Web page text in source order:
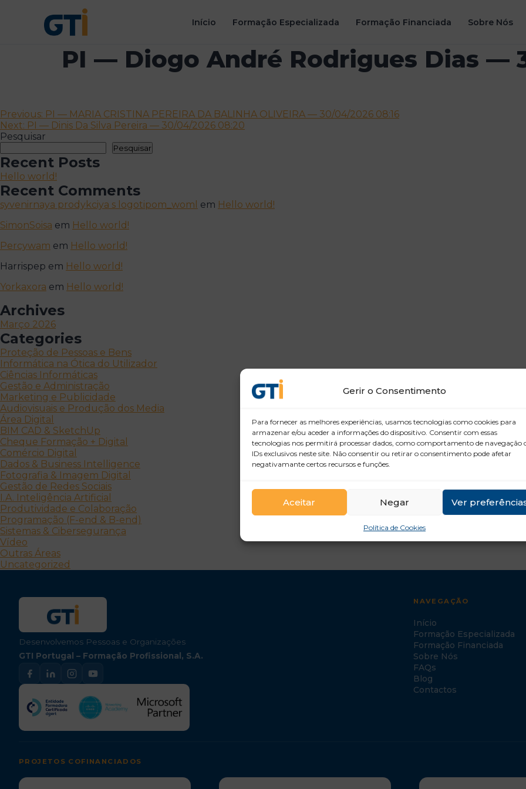
Gerir o Consentimento
Para fornecer as melhores experiências, usamos tecnologias como cookies para
armazenar e/ou aceder a informações do dispositivo. Consentir com essas
tecnologias nos permitirá processar dados, como comportamento de navegação
IDs exclusivos neste site. Não consentir ou retirar o consentimento pode afetar
negativamante certos recursos e funções.
Aceitar Negar Ver
Política de Cookies
Início Formação Especializada Formação Financiada Sobre Nós
PI — Diogo André Rodrigues Dias —
Navegação
de
artigos
Previous: PI — MARIA CRISTINA PEREIRA DA BALINHA OLIVEIRA — 30/04/2026 08:16
Next: PI — Dinis Da Silva Pereira — 30/04/2026 08:20
Pesquisar
Pesquisar
Recent Posts
Hello world!
Recent Comments
syvenirnaya prodykciya s logotipom_woml em Hello world!
SimonSoisa em Hello world!
Percywam em Hello world!
Harrispep em Hello world!
Yorkaxora em Hello world!
Archives
Março 2026
Categories
Proteção de Pessoas e Bens
Informática na Ótica do Utilizador
Ciências Informáticas
Gestão e Administração
Marketing e Publicidade
Audiovisuais e Produção dos Media
Área Digital
BIM CAD & SketchUp
Cheque Formação + Digital
Comércio Digital
Dados & Business Intelligence
Fotografia & Imagem Digital
Gestão de Redes Sociais
I.A. Inteligência Artificial
Produtividade e Colaboração
Programação (F-end & B-end)
Sistemas & Cibersegurança
Vídeo
Outras Áreas
Uncategorized
Desenvolvemos Pessoas e Organizações
GTI Portugal – Formação Profissional, S.A.
NAVEGAÇÃO
Início
Formação Especializada
Formação Financiada
Sobre Nós
FAQs
Blog
Contactos
PROJETOS COFINANCIADOS